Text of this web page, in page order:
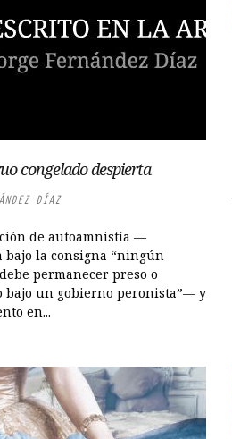
congelado despierta
DÍAZ
de autoamnistía —
bajo la consigna “ningún
permanecer preso o
bajo un gobierno peronista”— y
en...